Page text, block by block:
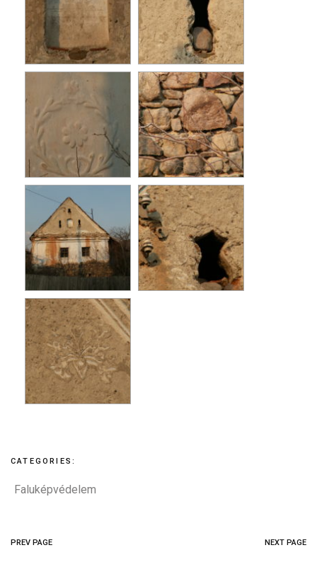
CATEGORIES:
Faluképvédelem
PREV PAGE NEXT PAGE